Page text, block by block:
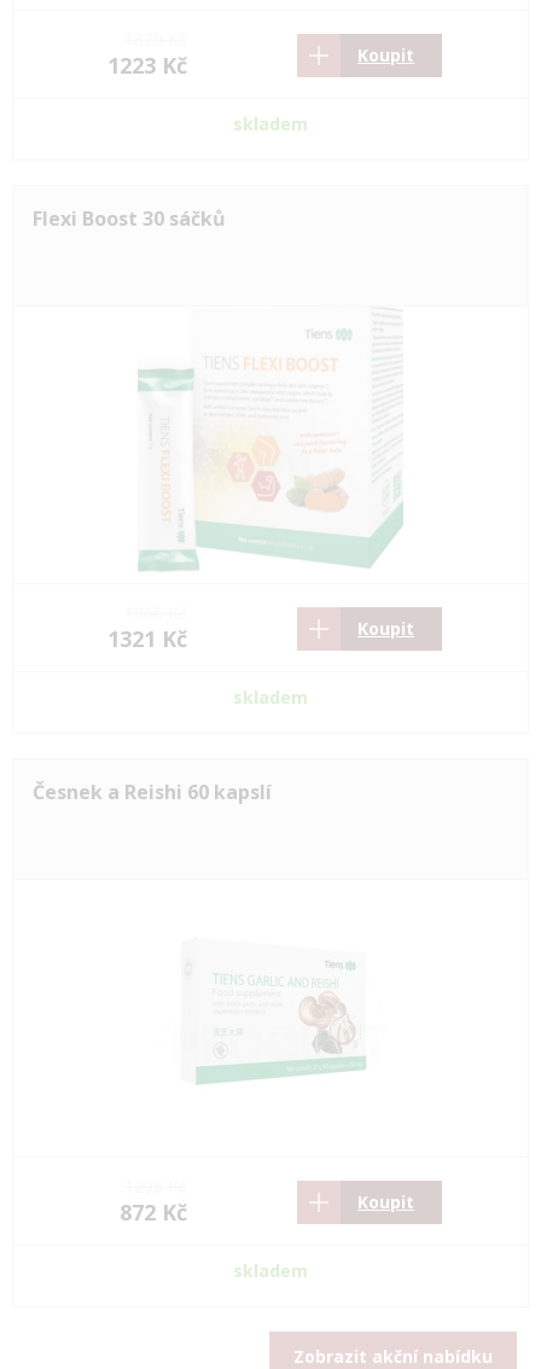
1223 Kč Koupit
skladem
Flexi Boost 30 sáčků
1321 Kč Koupit
skladem
Česnek a Reishi 60 kapslí
872 Kč Koupit
skladem
Zobrazit akční nabídku